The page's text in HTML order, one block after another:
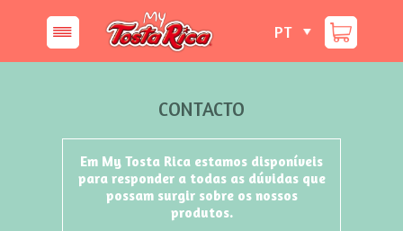
PT
CONTACTO
Em My Tosta Rica estamos disponíveis
para responder a todas as dúvidas que
possam surgir sobre os nossos
produtos.